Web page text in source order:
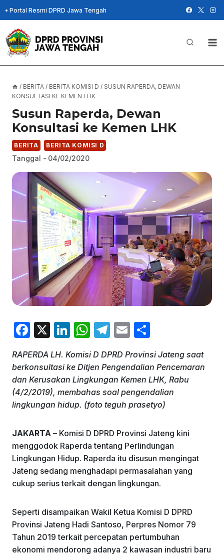
Skip
to
content
• Portal Resmi DPRD Jawa Tengah
/ BERITA / BERITA KOMISI D / SUSUN RAPERDA, DEWAN
KONSULTASI KE KEMEN LHK
Susun Raperda, Dewan
Konsultasi ke Kemen LHK
BERITA BERITA KOMISI D
Tanggal - 04/02/2020
F
c
e
b
o
o
k
X
Li
k
e
dI
n
W
at
s
A
p
p
T
e
gr
a
m
E
ai
l
ar
e
RAPERDA LH. Komisi D DPRD Provinsi Jateng saat
berkonsultasi ke Ditjen Pengendalian Pencemaran
dan Kerusakan Lingkungan Kemen LHK, Rabu
(4/2/2019), membahas soal pengendalian
lingkungan hidup. (foto teguh prasetyo)
JAKARTA – Komisi D DPRD Provinsi Jateng kini
menggodok Raperda tentang Perlindungan
Lingkungan Hidup. Raperda itu disusun mengingat
Jateng sedang menghadapi permasalahan yang
cukup serius terkait dengan lingkungan.
Seperti disampaikan Wakil Ketua Komisi D DPRD
Provinsi Jateng Hadi Santoso, Perpres Nomor 79
Tahun 2019 terkait percepatan pertumbuhan
ekonomi mendorong adanya 2 kawasan industri baru